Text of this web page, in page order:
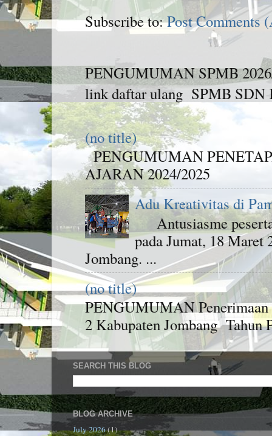
Subscribe to:Post Comments
PENGUMUMAN SPMB
link daftar ulang SPMB SDN
(no title)
PENGUMUMAN
AJARAN 2024/2025
Adu Kreativitas di
Antusiasme
pada Jumat, 18 Maret
Jombang. ...
(no title)
PENGUMUMAN Penerimaan
2 Kabupaten Jombang Tahun
SEARCH THIS BLOG
BLOG ARCHIVE
July 2026(1)